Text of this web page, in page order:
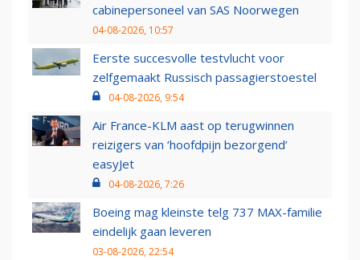
cabinepersoneel van SAS Noorwegen
04-08-2026, 10:57
Eerste succesvolle testvlucht voor
zelfgemaakt Russisch passagierstoestel
04-08-2026, 9:54
Air France-KLM aast op terugwinnen
reizigers van ‘hoofdpijn bezorgend’
easyJet
04-08-2026, 7:26
Boeing mag kleinste telg 737 MAX-familie
eindelijk gaan leveren
03-08-2026, 22:54